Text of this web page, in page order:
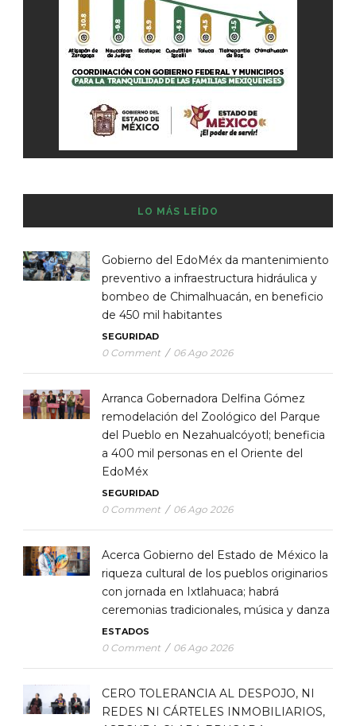
LO MÁS LEÍDO
Gobierno del EdoMéx da mantenimiento
preventivo a infraestructura hidráulica y
bombeo de Chimalhuacán, en beneficio
de 450 mil habitantes
SEGURIDAD
0 Comment / 06 Ago 2026
Arranca Gobernadora Delfina Gómez
remodelación del Zoológico del Parque
del Pueblo en Nezahualcóyotl; beneficia
a 400 mil personas en el Oriente del
EdoMéx
SEGURIDAD
0 Comment / 06 Ago 2026
Acerca Gobierno del Estado de México la
riqueza cultural de los pueblos originarios
con jornada en Ixtlahuaca; habrá
ceremonias tradicionales, música y danza
ESTADOS
0 Comment / 06 Ago 2026
CERO TOLERANCIA AL DESPOJO, NI
REDES NI CÁRTELES INMOBILIARIOS,